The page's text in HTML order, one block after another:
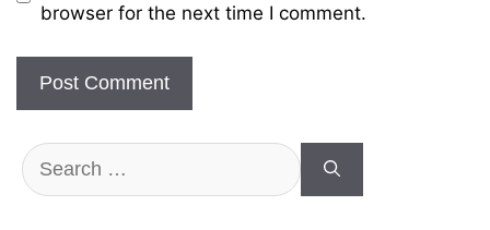
browser for the next time I comment.
Search
for: